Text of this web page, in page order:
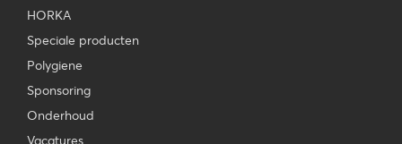
HORKA
Speciale producten
Polygiene
Sponsoring
Onderhoud
Vacatures